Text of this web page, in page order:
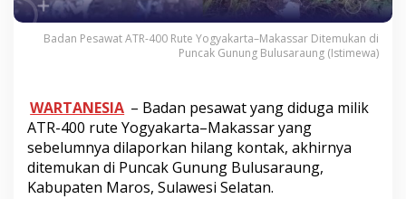
Badan Pesawat ATR-400 Rute Yogyakarta–Makassar Ditemukan di
Puncak Gunung Bulusaraung (Istimewa)
WARTANESIA – Badan pesawat yang diduga milik
ATR-400 rute Yogyakarta–Makassar yang
sebelumnya dilaporkan hilang kontak, akhirnya
ditemukan di Puncak Gunung Bulusaraung,
Kabupaten Maros, Sulawesi Selatan.